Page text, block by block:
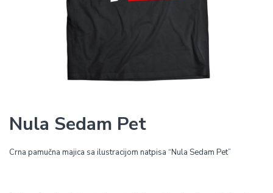
Nula Sedam Pet
Crna pamučna majica sa ilustracijom natpisa “Nula Sedam Pet”